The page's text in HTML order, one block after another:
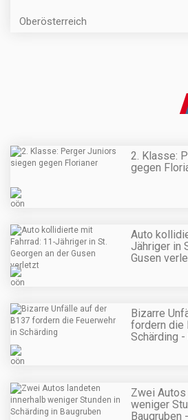
Oberösterreich
2. Klasse:
gegen
Auto
Jähriger in
Gusen
Bizarre
fordern die
Schärding
Zwei Autos
weniger
Baugruben